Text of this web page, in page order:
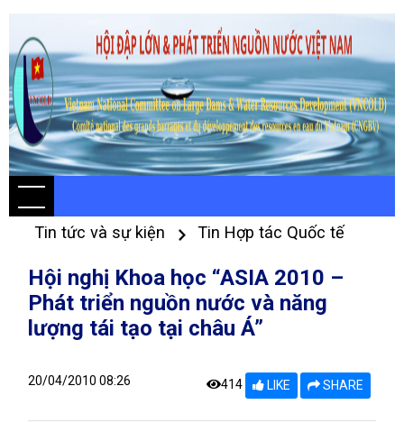
Tin tức và sự kiện Tin Hợp tác Quốc tế
Hội nghị Khoa học “ASIA 2010 –
Phát triển nguồn nước và năng
lượng tái tạo tại châu Á”
20/04/2010 08:26 414 LIKE SHARE